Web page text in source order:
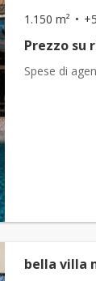
1.150 m²
Prezzo su
Spese di
bella villa